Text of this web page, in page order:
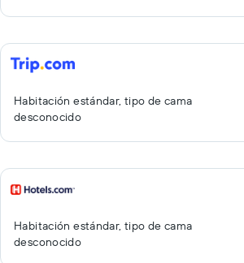
Habitación estándar, tipo de cama
desconocido
Habitación estándar, tipo de cama
desconocido